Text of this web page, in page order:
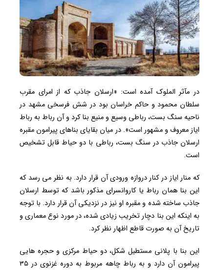
در مآثر الملوک آمده است: «ارسلان جاذب که از امرای مقرب
سلطان محمود و حاکم خراسان بود در شش فرسخی مشهد در
ناحیه سنگ بست، رباطی وسیع و منیع بنا کرد و آن رباط به رباط
ایاز معروف و مشهور است». در میان بقایای بناهای پیرامون مقبره
ارسلان جاذب در سنگ بست، رباطی با دو حیاط قابل تشخیص
است.
که منار ایاز در کنار دروازه ورودی آن قرار دارد. به نظر می رسد که
این بنا همان رباط یا کاروانسرای مذکور باشد که توسط ارسلان
جاذب ساخته شده و مقبره او نیز در نزدیکی آن قرار دارد. با توجه
به اینکه این بنا دچار تخریب زیادی شده، در مورد نوع معماری و
تاریخ آن به صورت قاطع اظهار نظر کرد.
این بنا با پلانی مستطیل شکل، دو حیاط مرکزی و حجره هایی
پیرامون آن دارد و به رباط چاهه مربوط به دوره غزنوی در ۳۵